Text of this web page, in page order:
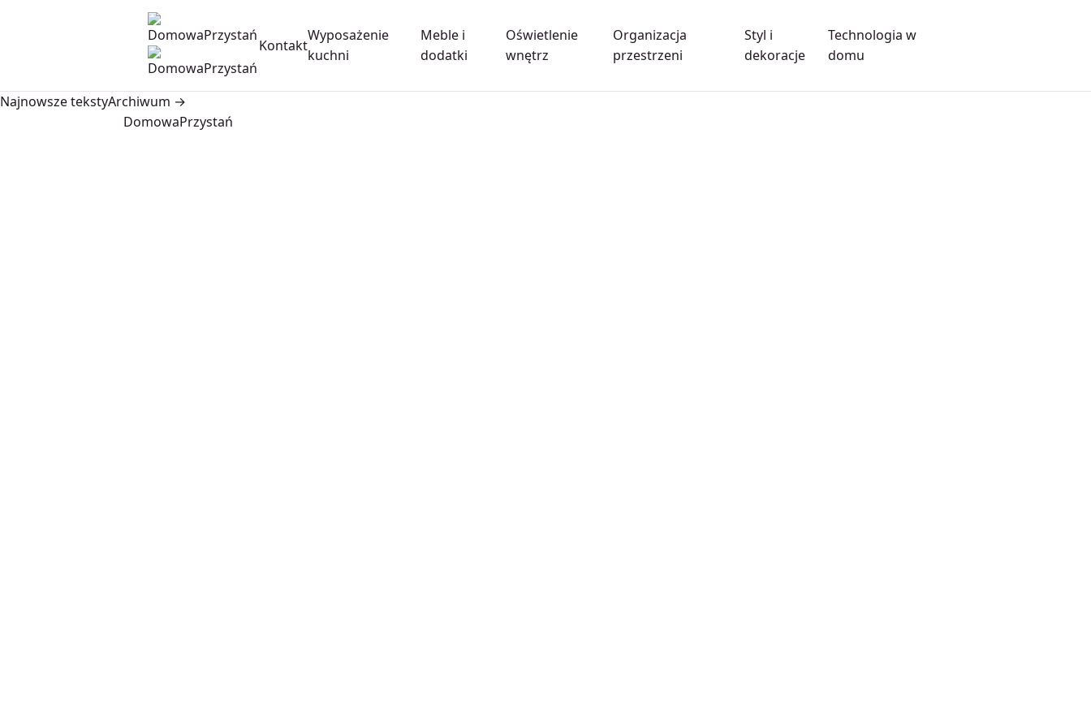
Kontakt
Wyposażenie
kuchni
Meble i
dodatki
Oświetlenie
wnętrz
Organizacja
przestrzeni
Styl i
dekoracje
Technologia w
domu
Najnowsze tekstyArchiwum →
DomowaPrzystań